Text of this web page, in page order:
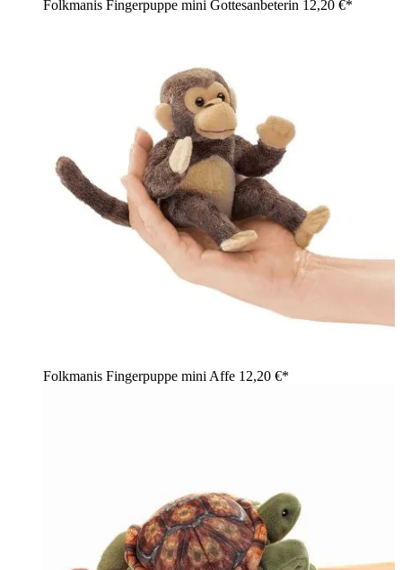
Folkmanis Fingerpuppe mini Gottesanbeterin 12,20 €*
Folkmanis Fingerpuppe mini Affe 12,20 €*